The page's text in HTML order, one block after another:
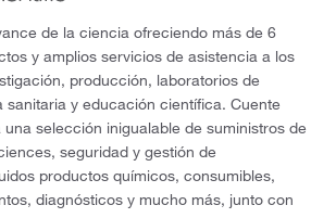
de la ciencia ofreciendo más de 6
y amplios servicios de asistencia a los
producción, laboratorios de
sanitaria y educación científica. Cuente
selección inigualable de suministros de
seguridad y gestión de
productos químicos, consumibles,
diagnósticos y mucho más, junto con